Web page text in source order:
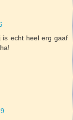
is echt heel erg gaaf